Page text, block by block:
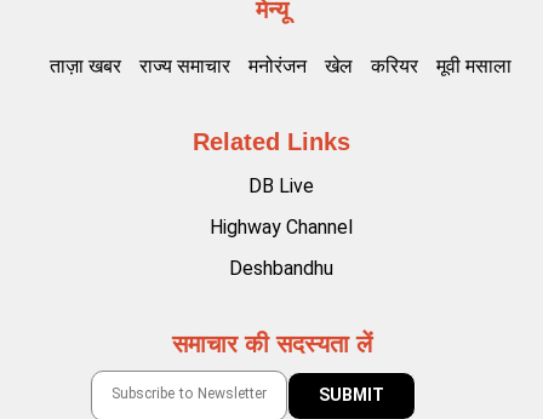
मेन्यू
ताज़ा खबर राज्य समाचार मनोरंजन खेल करियर मूवी मसाला
Related Links
DB Live
Highway Channel
Deshbandhu
समाचार की सदस्यता लें